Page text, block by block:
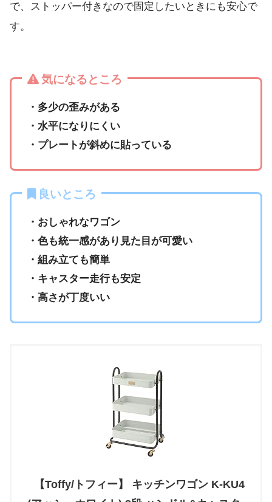
で、ストッパー付きなので固定したいときにも安心で
す。
気になるところ
・多少の歪みがある
・水平になりにくい
・プレートが斜めに貼っている
良いところ
・おしゃれなワゴン
・色も統一感があり見た目が可愛い
・組み立ても簡単
・キャスター走行も安定
・高さが丁度いい
【Toffy/トフィー】 キッチンワゴン K-KU4